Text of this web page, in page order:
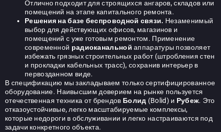
Отлично подходит для строящихся ангаров, складов или
помещений на этапе капитального ремонта.
Решения на базе беспроводной связи. Незаменимый
выбор для действующих офисов, магазинов и
помещений с уже готовым ремонтом. Применение
современной радиоканальной аппаратуры позволяет
избежать грязных строительных работ (штробления стен
и прокладки кабельных трасс), сохранив интерьер в
первозданном виде.
В спецификацию мы закладываем только сертифицированное
оборудование. Наивысшим доверием на рынке пользуется
отечественная техника от брендов Болид (Bolid) и Рубеж. Это
отказоустойчивые, легко масштабируемые комплексы,
которые недороги в обслуживании и легко настраиваются под
задачи конкретного объекта.